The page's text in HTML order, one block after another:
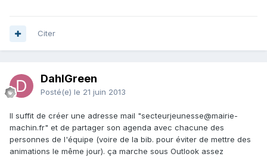
Citer
DahlGreen
Posté(e) le 21 juin 2013
Il suffit de créer une adresse mail "secteurjeunesse@mairie-
machin.fr" et de partager son agenda avec chacune des
personnes de l'équipe (voire de la bib. pour éviter de mettre des
animations le même jour). ça marche sous Outlook assez